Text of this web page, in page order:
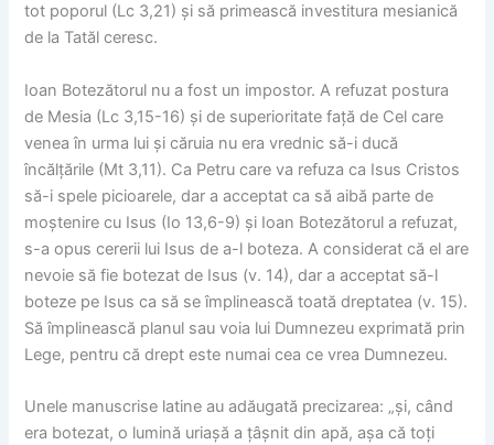
tot poporul (Lc 3,21) și să primească investitura mesianică
de la Tatăl ceresc.
Ioan Botezătorul nu a fost un impostor. A refuzat postura
de Mesia (Lc 3,15-16) și de superioritate față de Cel care
venea în urma lui și căruia nu era vrednic să-i ducă
încălțările (Mt 3,11). Ca Petru care va refuza ca Isus Cristos
să-i spele picioarele, dar a acceptat ca să aibă parte de
moștenire cu Isus (Io 13,6-9) și Ioan Botezătorul a refuzat,
s-a opus cererii lui Isus de a-l boteza. A considerat că el are
nevoie să fie botezat de Isus (v. 14), dar a acceptat să-l
boteze pe Isus ca să se împlinească toată dreptatea (v. 15).
Să împlinească planul sau voia lui Dumnezeu exprimată prin
Lege, pentru că drept este numai cea ce vrea Dumnezeu.
Unele manuscrise latine au adăugată precizarea: „și, când
era botezat, o lumină uriașă a țâșnit din apă, așa că toți